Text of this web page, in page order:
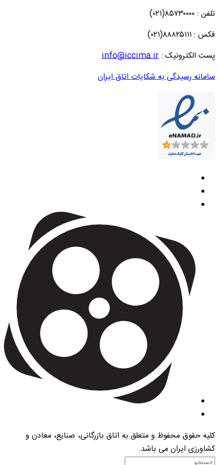
تلفن : ۸۵۷۳۰۰۰۰(۰۲۱)
فکس : ۸۸۸۲۵۱۱۱(۰۲۱)
پست الکترونیک :info@iccima.ir
سامانه رسیدگی به شکایات اتاق ایران
کلیه حقوق محفوظ و متعلق به اتاق بازرگانی، صنایع، معادن و
کشاورزی ایران می باشد.